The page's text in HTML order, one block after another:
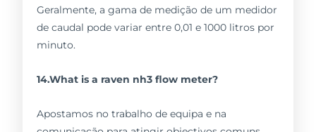
Geralmente, a gama de medição de um medidor
de caudal pode variar entre 0,01 e 1000 litros por
minuto.
14.What is a raven nh3 flow meter?
Apostamos no trabalho de equipa e na